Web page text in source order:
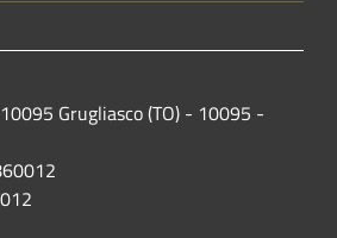
Grugliasco (TO) - 10095 -